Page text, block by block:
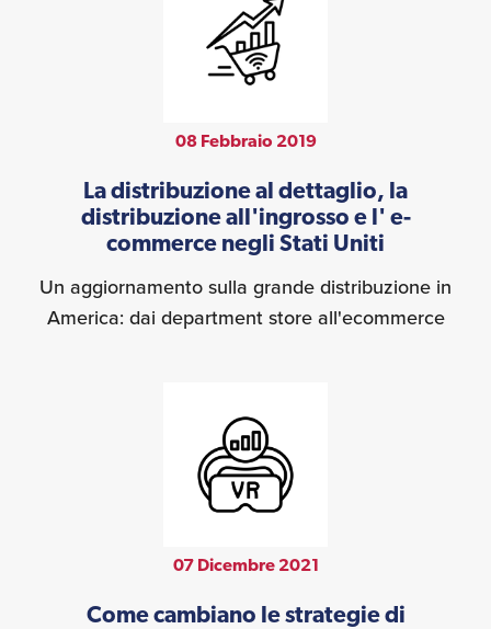
08 Febbraio 2019
La distribuzione al dettaglio, la
distribuzione all'ingrosso e l' e-
commerce negli Stati Uniti
Un aggiornamento sulla grande distribuzione in
America: dai department store all'ecommerce
07 Dicembre 2021
Come cambiano le strategie di